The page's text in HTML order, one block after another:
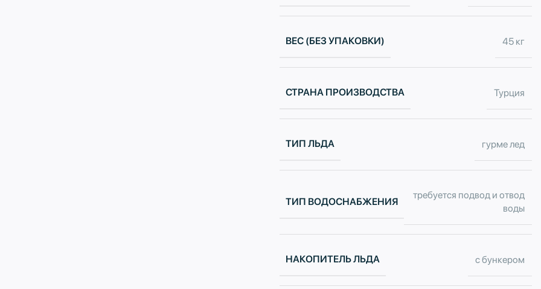
ВЕС (БЕЗ УПАКОВКИ) 45 кг
СТРАНА ПРОИЗВОДСТВА Турция
ТИП ЛЬДА гурме лед
ТИП ВОДОСНАБЖЕНИЯ
требуется подвод и отвод
воды
НАКОПИТЕЛЬ ЛЬДА с бункером